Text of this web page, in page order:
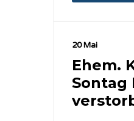
20 Mai
Ehem.
Sontag